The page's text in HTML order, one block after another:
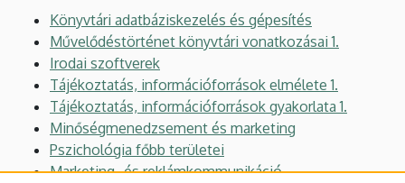
Információtudományi
Tanszék
Könyvtári adatbáziskezelés és gépesítés
Művelődéstörténet könyvtári vonatkozásai 1.
Irodai szoftverek
Tájékoztatás, információforrások elmélete 1.
Tájékoztatás, információforrások gyakorlata 1.
Minőségmenedzsement és marketing
Pszichológia főbb területei
Marketing- és reklámkommunikáció